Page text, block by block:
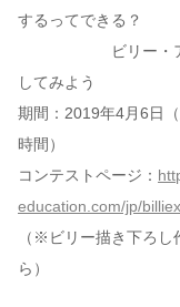
するってできる？
ビリー・アイリ
してみよう
期間：2019年4月6日
時間）
コンテストページ：
education.com/jp/
（※ビリー描き下ろ
ら）